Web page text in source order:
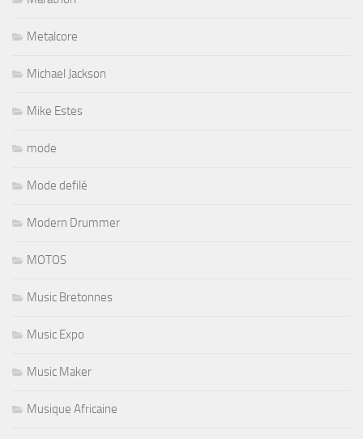
Metalcore
Michael Jackson
Mike Estes
mode
Mode defilé
Modern Drummer
MOTOS
Music Bretonnes
Music Expo
Music Maker
Musique Africaine